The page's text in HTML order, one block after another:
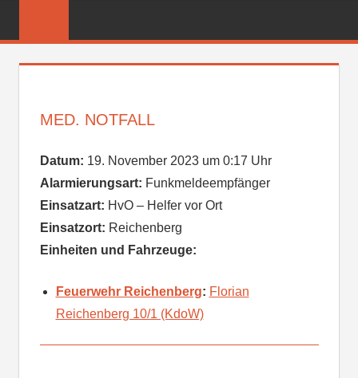
FEUERWEHR
MED. NOTFALL
Datum: 19. November 2023 um 0:17 Uhr
Alarmierungsart: Funkmeldeempfänger
Einsatzart: HvO – Helfer vor Ort
Einsatzort: Reichenberg
Einheiten und Fahrzeuge:
Feuerwehr Reichenberg: Florian
Reichenberg 10/1 (KdoW)